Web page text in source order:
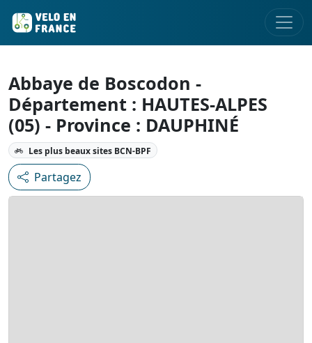
Abbaye de Boscodon -
Département : HAUTES-ALPES
(05) - Province : DAUPHINÉ
Les plus beaux sites BCN-BPF
Partagez